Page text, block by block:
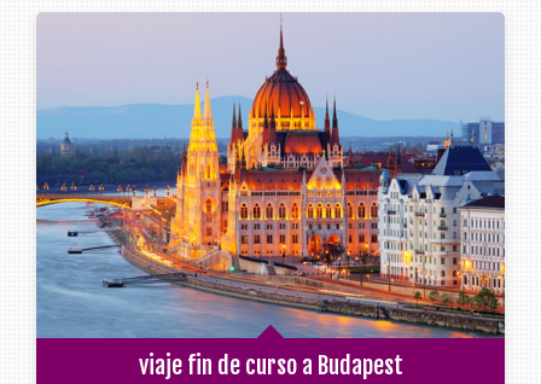
viaje fin de curso a Budapest